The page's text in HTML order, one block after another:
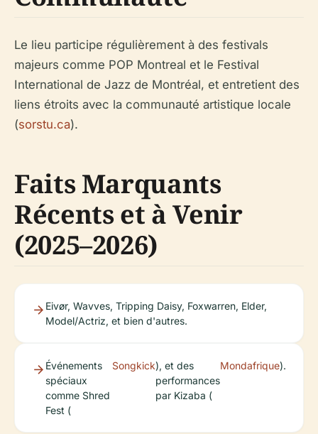
Le lieu participe régulièrement à des festivals
majeurs comme POP Montreal et le Festival
International de Jazz de Montréal, et entretient des
liens étroits avec la communauté artistique locale
(sorstu.ca).
Faits Marquants
Récents et à Venir
(2025–2026)
Eivør, Wavves, Tripping Daisy, Foxwarren, Elder,
Model/Actriz, et bien d'autres.
Événements
spéciaux
comme Shred
Fest (
Songkick), et des
performances
par Kizaba (
Mondafrique).